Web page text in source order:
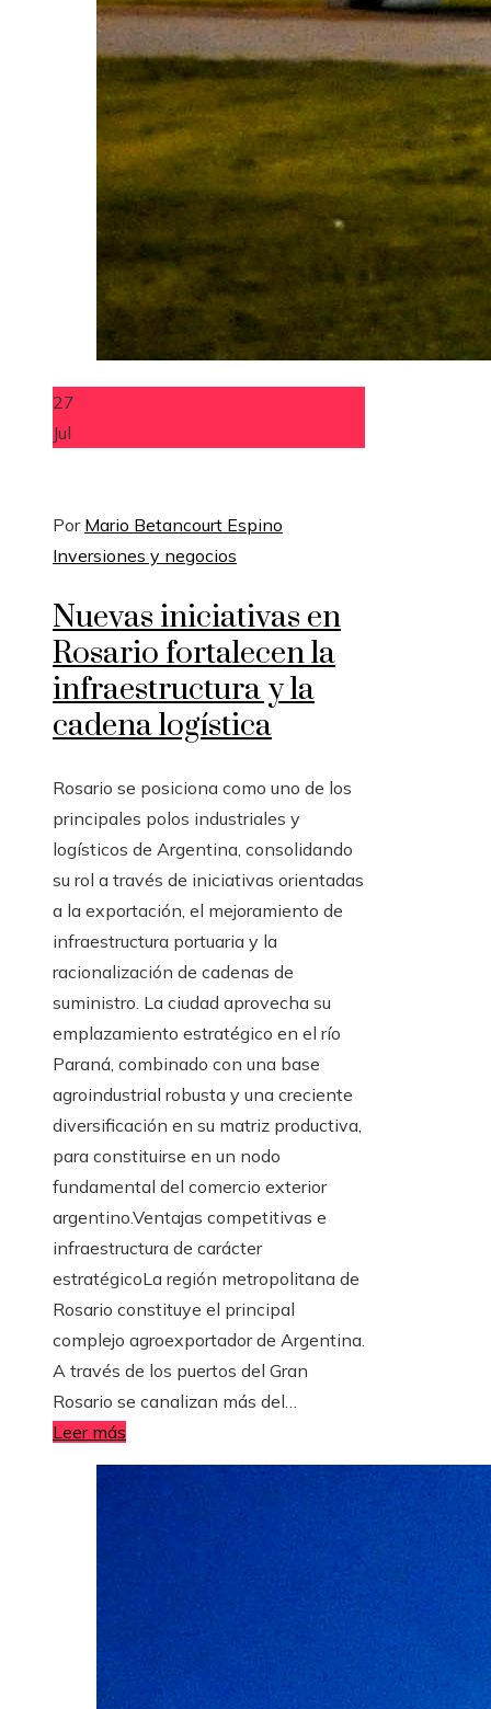
27
Jul
Por Mario Betancourt Espino
Inversiones y negocios
Nuevas iniciativas en
Rosario fortalecen la
infraestructura y la
cadena logística
Rosario se posiciona como uno de los
principales polos industriales y
logísticos de Argentina, consolidando
su rol a través de iniciativas orientadas
a la exportación, el mejoramiento de
infraestructura portuaria y la
racionalización de cadenas de
suministro. La ciudad aprovecha su
emplazamiento estratégico en el río
Paraná, combinado con una base
agroindustrial robusta y una creciente
diversificación en su matriz productiva,
para constituirse en un nodo
fundamental del comercio exterior
argentino.Ventajas competitivas e
infraestructura de carácter
estratégicoLa región metropolitana de
Rosario constituye el principal
complejo agroexportador de Argentina.
A través de los puertos del Gran
Rosario se canalizan más del…
Leer más